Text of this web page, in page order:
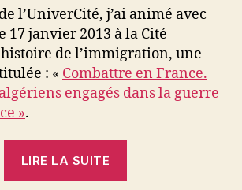
M
o
u
s
s
a
l’UniverCité, j’ai animé avec
janvier 2013 à la Cité
de l’immigration, une
: « Combattre en France.
engagés dans la guerre
».
LIRE LA SUITE